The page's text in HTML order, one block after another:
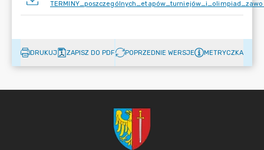
DRUKUJ ZAPISZ DO PDF POPRZEDNIE WERSJE METRYCZKA